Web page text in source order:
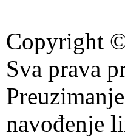
Copyright
Sva prava
navođenje